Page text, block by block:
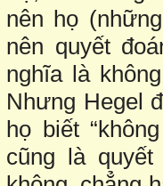
nên họ
nên quyết
nghĩa là
Nhưng Hegel
họ biết
cũng là